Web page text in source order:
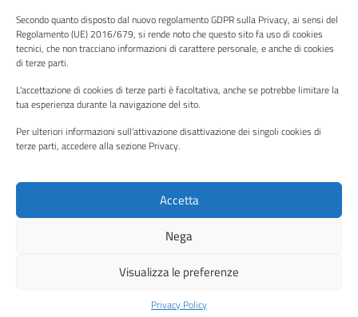
Secondo quanto disposto dal nuovo regolamento GDPR sulla Privacy, ai sensi del
Regolamento (UE) 2016/679, si rende noto che questo sito fa uso di cookies
tecnici, che non tracciano informazioni di carattere personale, e anche di cookies
di terze parti.
L'accettazione di cookies di terze parti è facoltativa, anche se potrebbe limitare la
tua esperienza durante la navigazione del sito.
Per ulteriori informazioni sull'attivazione disattivazione dei singoli cookies di
terze parti, accedere alla sezione Privacy.
Accetta
Nega
Visualizza le preferenze
Privacy Policy
Informativa privacy
Note legali
Piano di miglioramento del sito
Instagram